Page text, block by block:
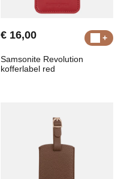
€ 16,00
Samsonite Revolution
kofferlabel red